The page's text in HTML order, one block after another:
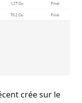
crée sur le